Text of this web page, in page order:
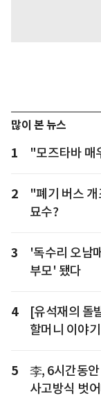
많이 본 뉴스
1 "모즈타바 매
2
"폐기 버스
묘수?
3
'독수리 오남
부모' 됐다
4
[유석재의 돌
할머니 이야기
5
李, 6시간동
사고방식 벗